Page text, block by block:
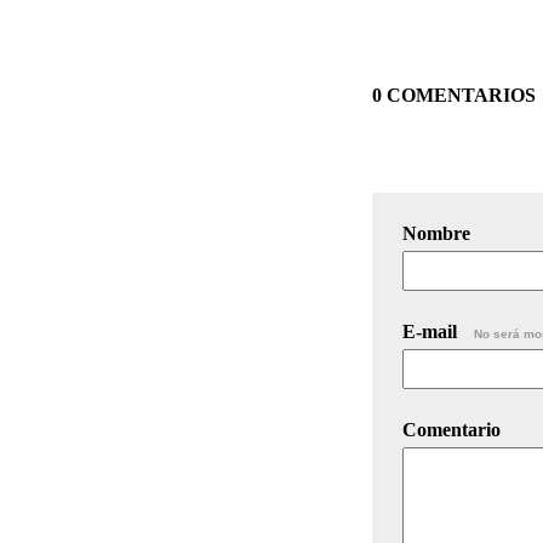
0 COMENTARIOS
Nombre
E-mail No será
Comentario